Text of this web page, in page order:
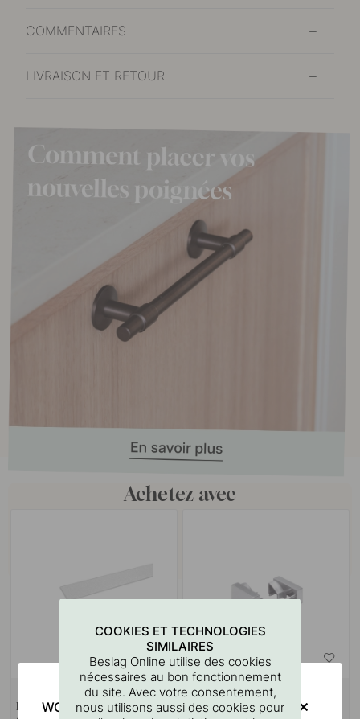
COMMENTAIRES
LIVRAISON ET RETOUR
Achetez avec
Diffuseur Blade - 2000mm -
D’embouts Blade - Aluminium
COOKIES ET TECHNOLOGIES
SIMILAIRES
Beslag Online utilise des cookies
nécessaires au bon fonctionnement
du site. Avec votre consentement,
nous utilisons aussi des cookies pour
WOULD YOU RATHER VISIT?